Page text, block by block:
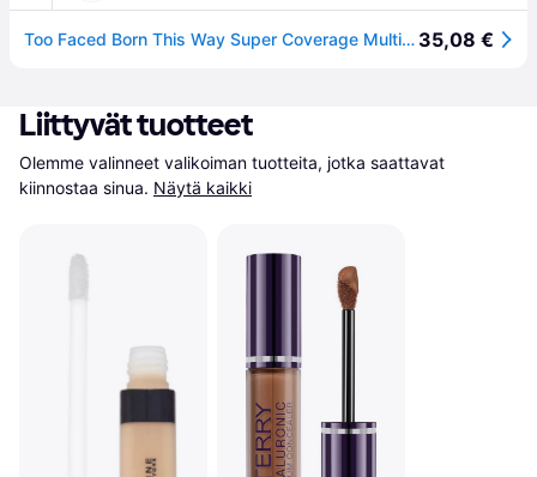
Too Faced Born This Way Super Coverage Multi-Use Concealer 13.5ml (Various Shades) - Taffy 35,08 €
Liittyvät tuotteet
Olemme valinneet valikoiman tuotteita, jotka saattavat
kiinnostaa sinua. Näytä kaikki